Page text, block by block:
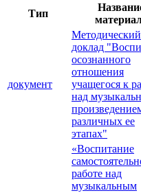
Тип
документ
Методический
доклад
осознанного
отношения
учащегося к
над
различных ее
этапах"
«Воспитание
работе над
музыкальным